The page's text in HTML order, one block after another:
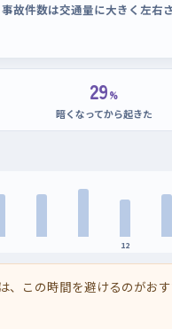
事故件数は交通量に大きく左右
29%
暗くなってから起きた
12
、この時間を避けるのがお